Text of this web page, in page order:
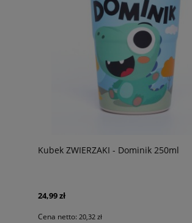
Kubek ZWIERZAKI - Dominik 250ml
24,99 zł
Cena netto: 20,32 zł